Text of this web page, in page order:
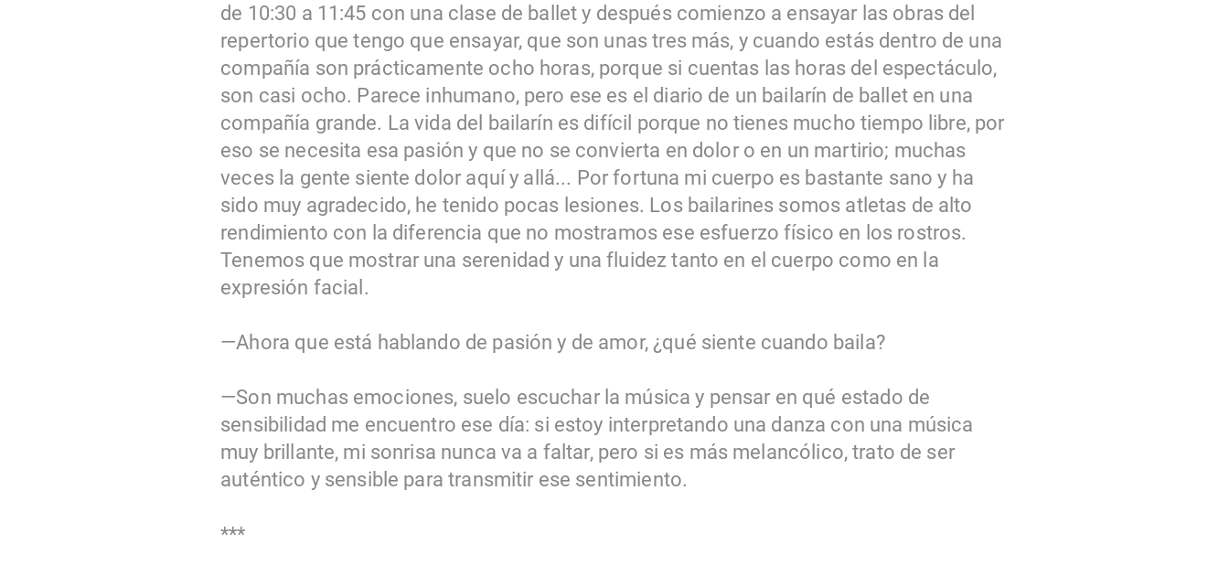
de 10:30 a 11:45 con una clase de ballet y después comienzo a ensayar las obras del
repertorio que tengo que ensayar, que son unas tres más, y cuando estás dentro de una
compañía son prácticamente ocho horas, porque si cuentas las horas del espectáculo,
son casi ocho. Parece inhumano, pero ese es el diario de un bailarín de ballet en una
compañía grande. La vida del bailarín es difícil porque no tienes mucho tiempo libre, por
eso se necesita esa pasión y que no se convierta en dolor o en un martirio; muchas
veces la gente siente dolor aquí y allá... Por fortuna mi cuerpo es bastante sano y ha
sido muy agradecido, he tenido pocas lesiones. Los bailarines somos atletas de alto
rendimiento con la diferencia que no mostramos ese esfuerzo físico en los rostros.
Tenemos que mostrar una serenidad y una fluidez tanto en el cuerpo como en la
expresión facial.
—Ahora que está hablando de pasión y de amor, ¿qué siente cuando baila?
—Son muchas emociones, suelo escuchar la música y pensar en qué estado de
sensibilidad me encuentro ese día: si estoy interpretando una danza con una música
muy brillante, mi sonrisa nunca va a faltar, pero si es más melancólico, trato de ser
auténtico y sensible para transmitir ese sentimiento.
***